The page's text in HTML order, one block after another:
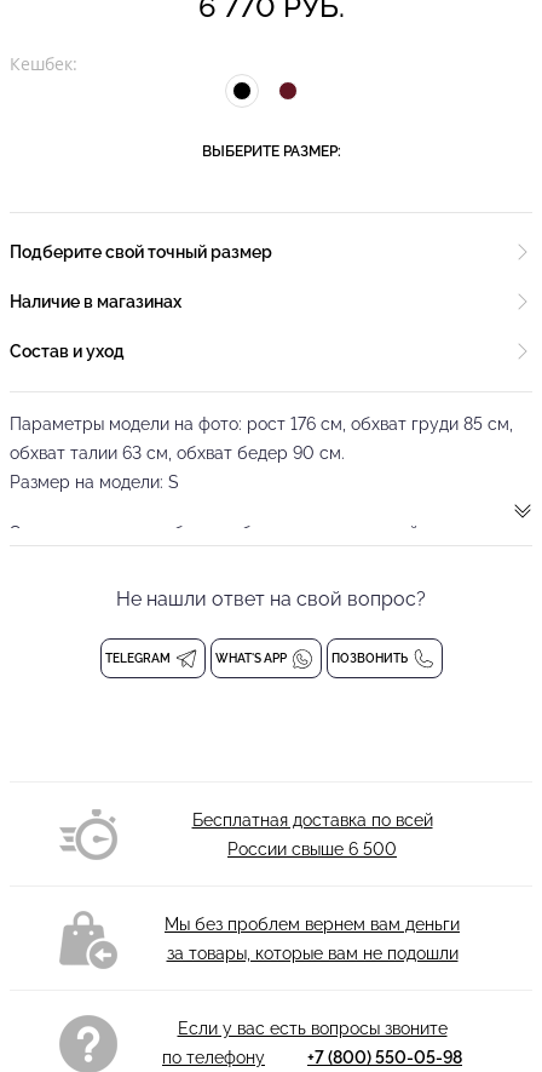
Кешбек:
ВЫБЕРИТЕ РАЗМЕР:
Подберите свой точный размер
Наличие в магазинах
Состав и уход
Параметры модели на фото: рост 176 см, обхват груди 85 см,
обхват талии 63 см, обхват бедер 90 см.
Размер на модели: S
Элегантное черное боди от бренда танцевальной одежды
уверенность. Модель сочетает эластичный фирменный
добавляющую образу лёгкость и сценическую
выразительность. Вертикальные швы и вставки из сетки
материалы, ювелирная точность кроя, а также продуманные
конструктивные элементы, определяющие долговечность
Бесшовные вшитые чашечки обеспечивают надёжную
поддержку и формируют элегантные очертания, а застёжка-
посадку. Боди без рукавов не стесняет движений, делая его
идеальным для латины, стандарта или постановочных номеров.
Не нашли ответ на свой вопрос?
TELEGRAM WHAT'S APP ПОЗВОНИТЬ
Бесплатная доставка по всей
России свыше 6 500
Мы без проблем вернем вам деньги
за товары, которые вам не подошли
Если у вас есть вопросы звоните
по телефону
+7 (800) 550-05-98